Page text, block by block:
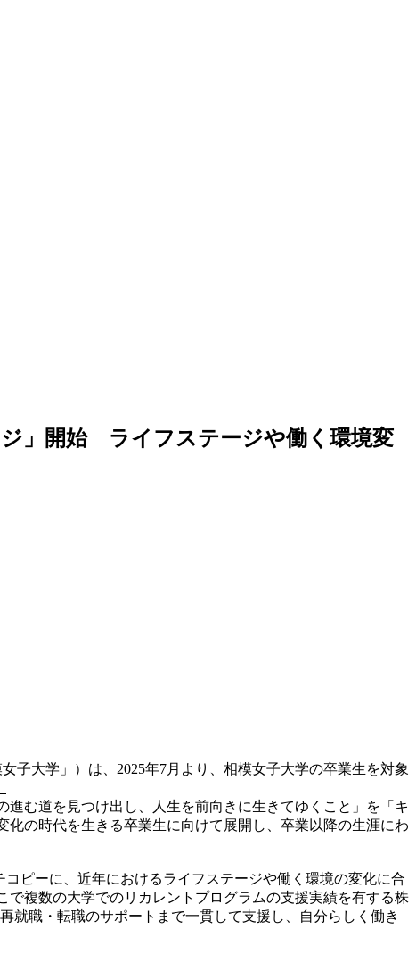
ジ」開始 ライフステージや働く環境変
子大学」）は、2025年7月より、相模女子大学の卒業生を対象
む道を見つけ出し、人生を前向きに生きてゆくこと」を「キ
の時代を生きる卒業生に向けて展開し、卒業以降の生涯にわ
ピーに、近年におけるライフステージや働く環境の変化に合
複数の大学でのリカレントプログラムの支援実績を有する株
就職・転職のサポートまで一貫して支援し、自分らしく働き